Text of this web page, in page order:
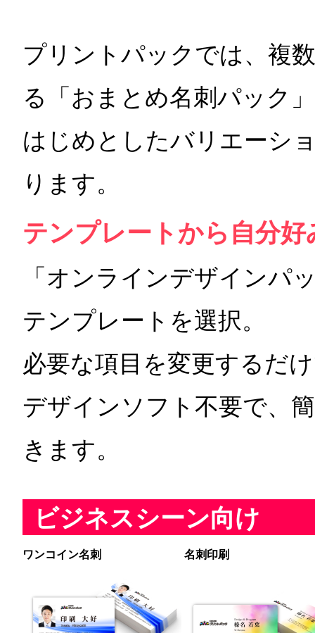
プリントパックでは、複
る「おまとめ名刺パック
はじめとしたバリエーシ
ります。
テンプレートから自分
「オンラインデザインパ
テンプレートを選択。
必要な項目を変更するだ
デザインソフト不要で、
きます。
ビジネスシーン向け
ワンコイン名刺 名刺印刷